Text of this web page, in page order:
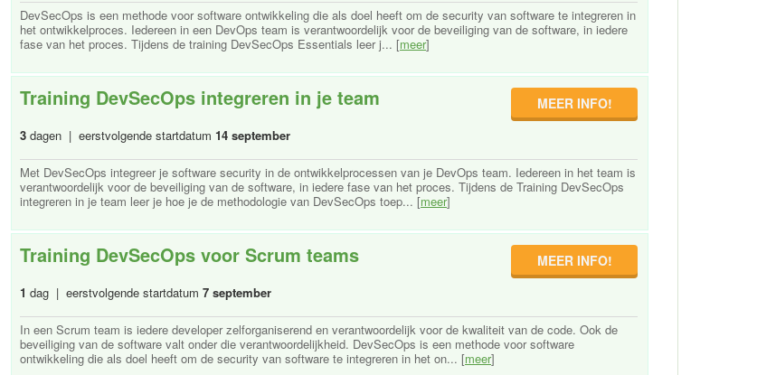
DevSecOps is een methode voor software ontwikkeling die als doel heeft om de security van software te integreren in
het ontwikkelproces. Iedereen in een DevOps team is verantwoordelijk voor de beveiliging van de software, in iedere
fase van het proces. Tijdens de training DevSecOps Essentials leer j... [meer]
Training DevSecOps integreren in je team
3 dagen | eerstvolgende startdatum 14 september
MEER INFO!
Met DevSecOps integreer je software security in de ontwikkelprocessen van je DevOps team. Iedereen in het team is
verantwoordelijk voor de beveiliging van de software, in iedere fase van het proces. Tijdens de Training DevSecOps
integreren in je team leer je hoe je de methodologie van DevSecOps toep... [meer]
Training DevSecOps voor Scrum teams
1 dag | eerstvolgende startdatum 7 september
MEER INFO!
In een Scrum team is iedere developer zelforganiserend en verantwoordelijk voor de kwaliteit van de code. Ook de
beveiliging van de software valt onder die verantwoordelijkheid. DevSecOps is een methode voor software
ontwikkeling die als doel heeft om de security van software te integreren in het on... [meer]